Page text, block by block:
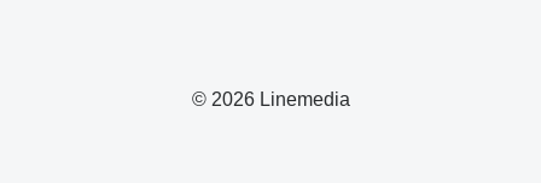
© 2026 Linemedia